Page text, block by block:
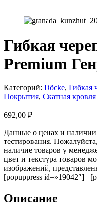
Гибкая
Premium
Категорий: Döcke, Гибкая
Покрытия, Скатная кровля
692,00 ₽
Данные о ценах и наличии
тестирования.
наличие товаров у
цвет и текстура товаров
изображений,
[popuppress id=»19042″]
Описание